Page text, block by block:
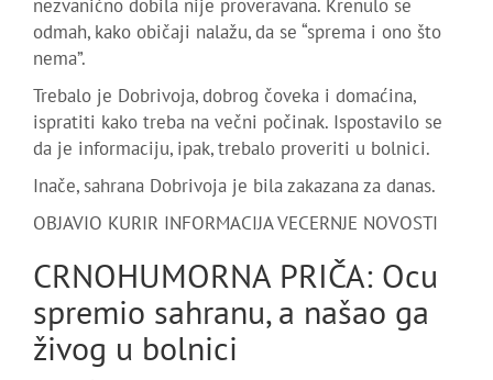
nezvanično dobila nije proveravana. Krenulo se
odmah, kako običaji nalažu, da se “sprema i ono što
nema”.
Trebalo je Dobrivoja, dobrog čoveka i domaćina,
ispratiti kako treba na večni počinak. Ispostavilo se
da je informaciju, ipak, trebalo proveriti u bolnici.
Inače, sahrana Dobrivoja je bila zakazana za danas.
OBJAVIO KURIR INFORMACIJA VECERNJE NOVOSTI
CRNOHUMORNA PRIČA: Ocu
spremio sahranu, a našao ga
živog u bolnici